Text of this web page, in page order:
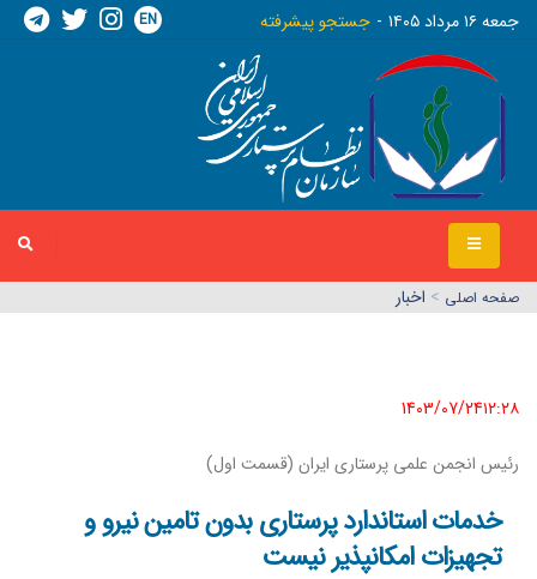
جمعه ١٦ مرداد ١٤٠٥ جستجو پیشرفته EN
صفحه اصلي > اخبار
1403/07/24١٢:٢٨
رئیس انجمن علمی پرستاری ایران (قسمت اول)
خدمات استاندارد پرستاری بدون تامین نیرو و
تجهیزات امکانپذیر نیست